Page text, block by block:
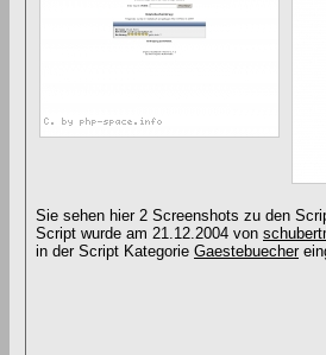
Sie sehen hier 2 Screenshots zu den
Script wurde am 21.12.2004 von
in der Script Kategorie Gaestebuecher